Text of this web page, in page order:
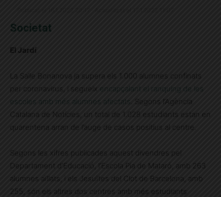
Societat
El Jardí
La Salle Bonanova ja supera els 1.000 alumnes confinats
per coronavirus, i segueix encapçalant el ranquing de les
escoles amb més alumnes afectats. Segons l’Agència
Catalana de Notícies, un total de 1.028 estudiants estan en
quarentena arran de l’auge de casos positius al centre.
Segons les xifres publicades aquest divendres pel
Departament d’Educació, l’Escola Pia de Mataró, amb 263
alumnes aïllats, i els Jesuïtes del Clot de Barcelona, amb
255, són els altres dos centres amb més estudiants